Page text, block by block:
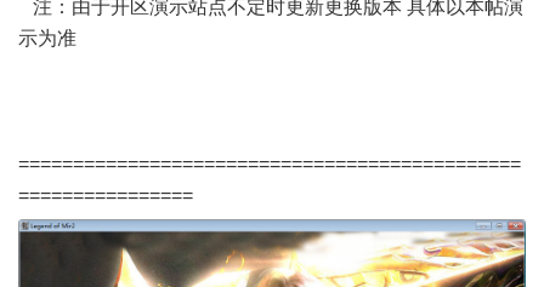
注：由于开区演示站点不定时更新更换版本 具体以本帖演
示为准
==============================================
================